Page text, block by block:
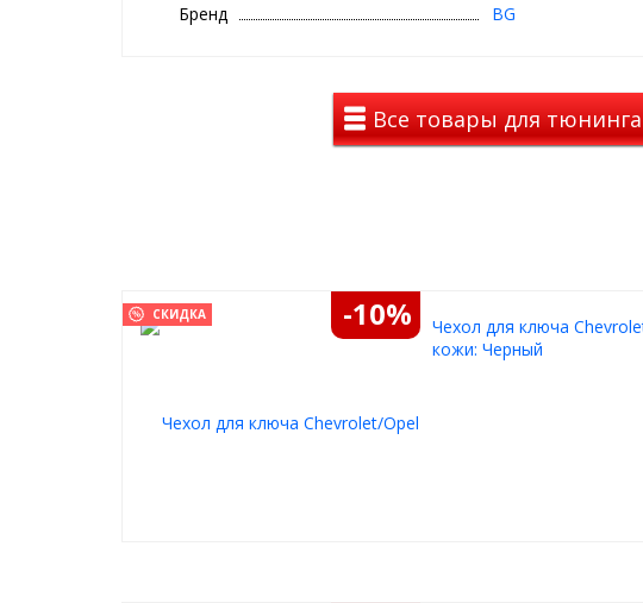
Также стоит отметить, что в конструкции
Бренд
BG
Все товары для
СКИДКА -10%
Чехол для ключа
кожи: Черный